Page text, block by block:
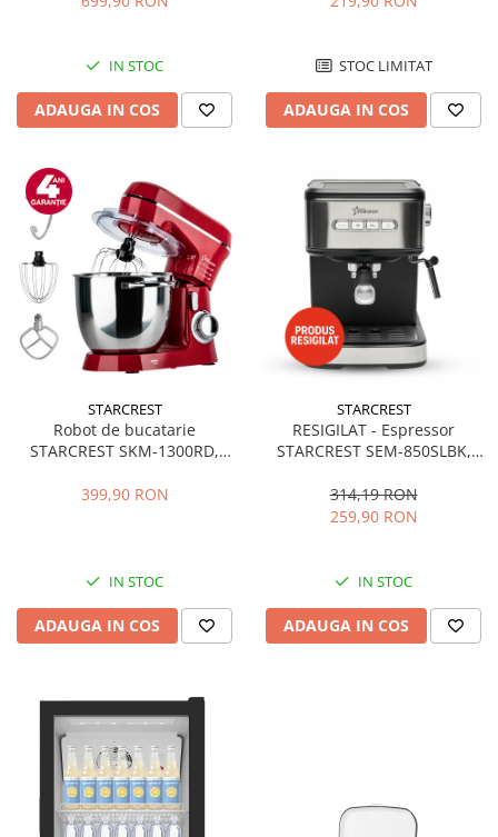
IN STOC
ADAUGA IN COS
STOC LIMITAT
ADAUGA IN COS
STARCREST
Robot de bucatarie
STARCREST SKM-1300RD,
Accesorii, 10 Viteze + Pulse,
399,90 RON
IN STOC
ADAUGA IN COS
STARCREST
RESIGILAT - Espressor
STARCREST SEM-850SLBK,
detasabil 1.5L, dispozitiv
spumare, filtru dublu din
314,19 RON
259,90 RON
IN STOC
ADAUGA IN COS